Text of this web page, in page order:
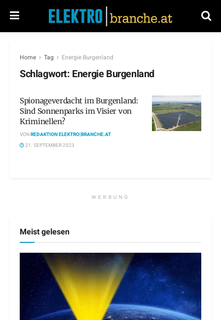
Home Tag Energie Burgenland
Schlagwort: Energie Burgenland
Spionageverdacht im Burgenland:
Sind Sonnenparks im Visier von
Kriminellen?
VONREDAKTION ELEKTRO|BRANCHE.AT
21. SEPTEMBER 2023
WERBUNG
Meist gelesen